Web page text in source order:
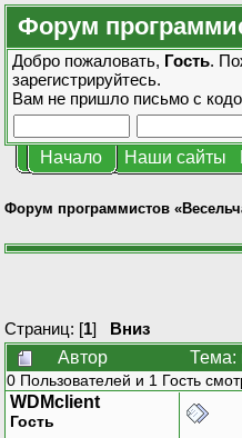
Форум
Добро пожаловать, Гость.
зарегистрируйтесь.
Вам не пришло письмо с
Начало Наши сайты
Форум программистов
Страниц: [1] Вниз
Автор
Тема:
0 Пользователей и 1 Гость
WDMclient
Гость